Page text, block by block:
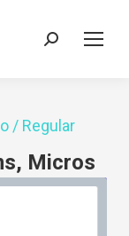
Buscar:
/ Regular
Micros